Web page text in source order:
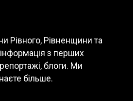
Рівного, Рівненщини та
з перших
блоги. Ми
більше.